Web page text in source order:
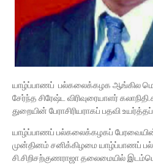
யாழ்ப்பாணப் பல்கலைக்கழக ஆங்கில
சேர்ந்த சிரேஷ்ட விரிவுரையாளர்
துறையின் பேராசிரியராகப் பதவி
யாழ்ப்பாணப் பல்கலைக்கழகப் பேரவையின்
முன்தினம் சனிக்கிழமை யாழ்ப்பாணப்
சி.சிறிசற்குணராஜா தலைமையில்